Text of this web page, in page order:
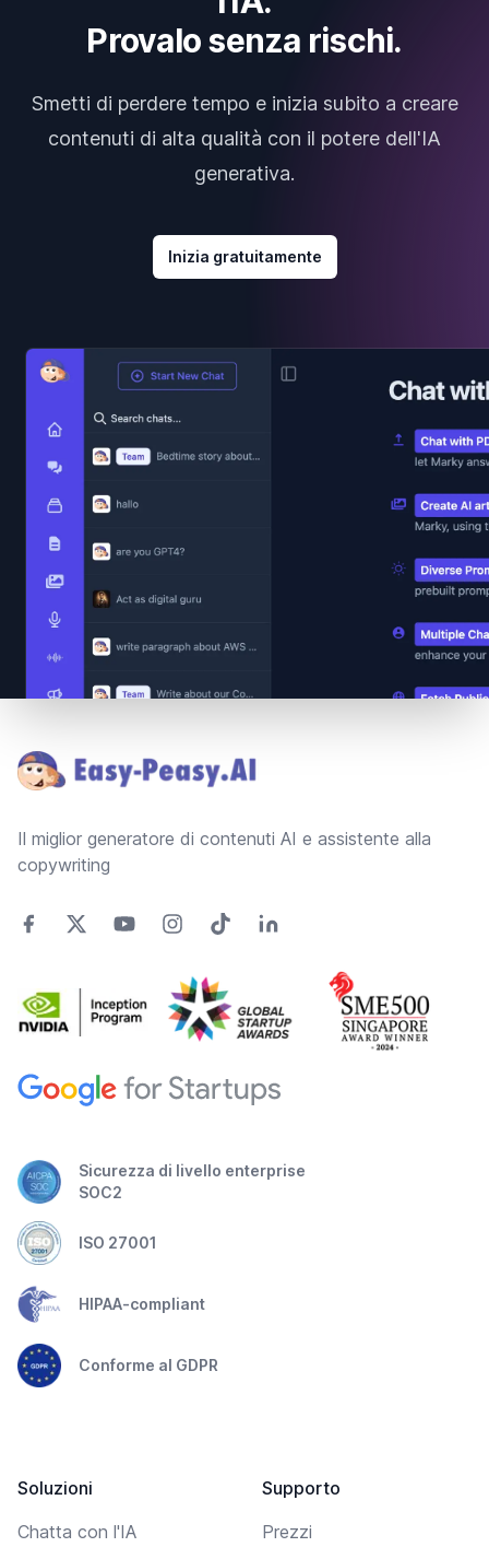
Provalo senza rischi.
Smetti di perdere tempo e inizia subito a creare
contenuti di alta qualità con il potere dell'IA
generativa.
Inizia gratuitamente
Il miglior generatore di contenuti AI e assistente alla
copywriting
Sicurezza di livello enterprise
SOC2
ISO 27001
HIPAA-compliant
Conforme al GDPR
Soluzioni
Chatta con l'IA
Supporto
Prezzi